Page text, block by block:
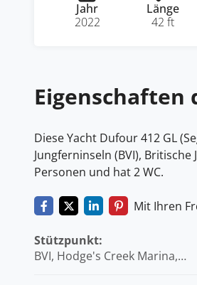
Jahr
2022
Länge
42 ft
Eigenschaften
Diese Yacht Dufour 412 GL
Jungferninseln (BVI),
Personen und hat 2 WC.
Mit Ihren
Stützpunkt:
BVI, Hodge's Creek Marina,